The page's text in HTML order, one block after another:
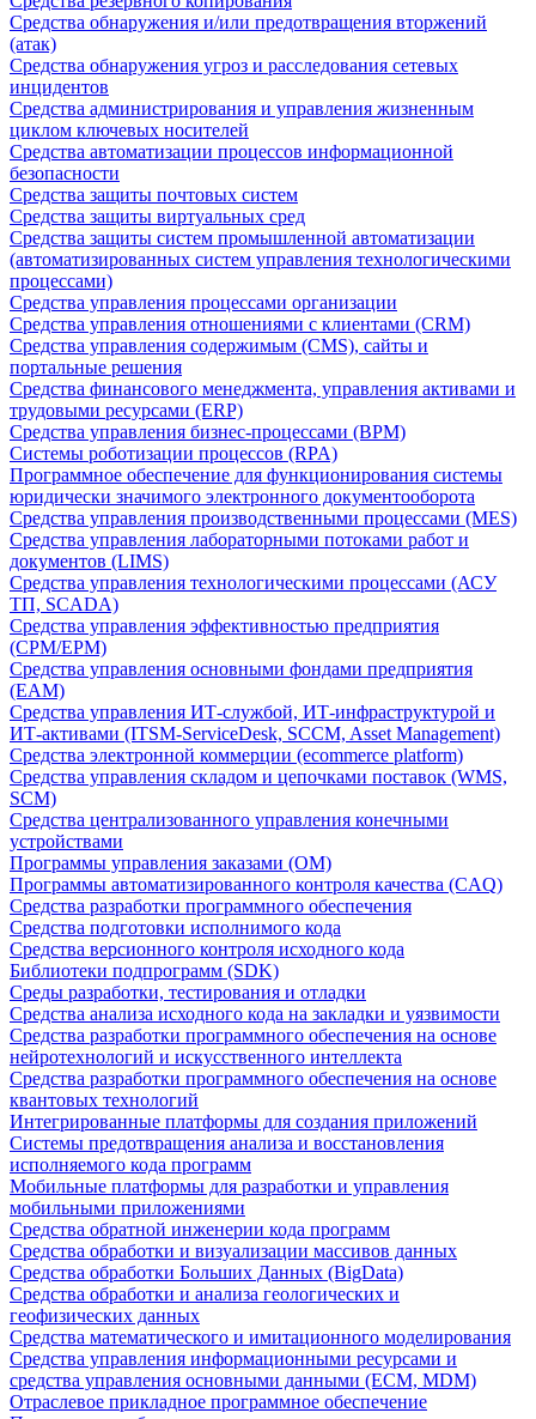
Средства обнаружения и/или предотвращения вторжений
(атак)
Средства обнаружения угроз и расследования сетевых
инцидентов
Средства администрирования и управления жизненным
циклом ключевых носителей
Средства автоматизации процессов информационной
безопасности
Средства защиты почтовых систем
Средства защиты виртуальных сред
Средства защиты систем промышленной автоматизации
(автоматизированных систем управления технологическими
процессами)
Средства управления процессами организации
Средства управления отношениями с клиентами (CRM)
Средства управления содержимым (CMS), сайты и
портальные решения
Средства финансового менеджмента, управления активами и
трудовыми ресурсами (ERP)
Средства управления бизнес-процессами (BPM)
Системы роботизации процессов (RPA)
Программное обеспечение для функционирования системы
юридически значимого электронного документооборота
Средства управления производственными процессами (MES)
Средства управления лабораторными потоками работ и
документов (LIMS)
Средства управления технологическими процессами (АСУ
ТП, SCADA)
Средства управления эффективностью предприятия
(CPM/EPM)
Средства управления основными фондами предприятия
(EAM)
Средства управления ИТ-службой, ИТ-инфраструктурой и
ИТ-активами (ITSM-ServiceDesk, SCCM, Asset Management)
Средства электронной коммерции (ecommerce platform)
Средства управления складом и цепочками поставок (WMS,
SCM)
Средства централизованного управления конечными
устройствами
Программы управления заказами (OM)
Программы автоматизированного контроля качества (CAQ)
Средства разработки программного обеспечения
Средства подготовки исполнимого кода
Средства версионного контроля исходного кода
Библиотеки подпрограмм (SDK)
Среды разработки, тестирования и отладки
Средства анализа исходного кода на закладки и уязвимости
Средства разработки программного обеспечения на основе
нейротехнологий и искусственного интеллекта
Средства разработки программного обеспечения на основе
квантовых технологий
Интегрированные платформы для создания приложений
Системы предотвращения анализа и восстановления
исполняемого кода программ
Мобильные платформы для разработки и управления
мобильными приложениями
Средства обратной инженерии кода программ
Средства обработки и визуализации массивов данных
Средства обработки Больших Данных (BigData)
Средства обработки и анализа геологических и
геофизических данных
Средства математического и имитационного моделирования
Средства управления информационными ресурсами и
средства управления основными данными (ECM, MDM)
Отраслевое прикладное программное обеспечение